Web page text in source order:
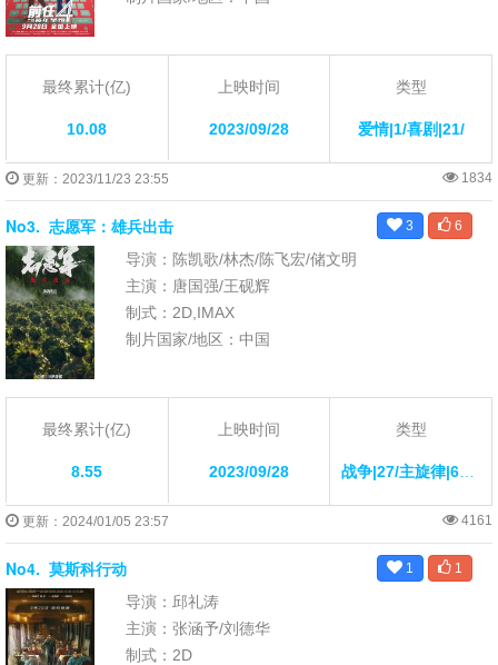
最终累计(亿)
10.08
上映时间
2023/09/28
类型
爱情|1/喜剧|21/
更新：2023/11/23 23:55 1834
No3. 志愿军：雄兵出击 3 6
导演：陈凯歌/林杰/陈飞宏/储文明
主演：唐国强/王砚辉
制式：2D,IMAX
制片国家/地区：中国
最终累计(亿)
8.55
上映时间
2023/09/28
类型
更新：2024/01/05 23:57 4161
No4. 莫斯科行动 1 1
导演：邱礼涛
主演：张涵予/刘德华
制式：2D